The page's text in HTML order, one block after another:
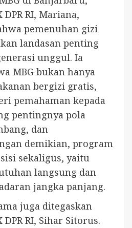
RI, Mariana,
pemenuhan gizi
landasan penting
unggul. Ia
MBG bukan hanya
bergizi gratis,
pemahaman kepada
pentingnya pola
dan
demikian, program
sekaligus, yaitu
langsung dan
jangka panjang.
juga ditegaskan
RI, Sihar Sitorus.